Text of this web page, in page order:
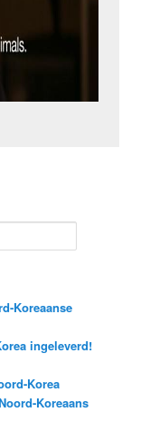
Koreaanse
ingeleverd!
Korea
Koreaans